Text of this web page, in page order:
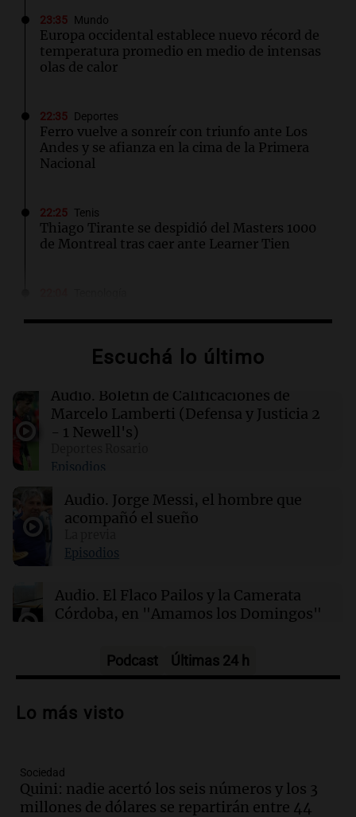
23:35 Mundo
Europa occidental establece nuevo récord de
temperatura promedio en medio de intensas
olas de calor
22:35 Deportes
Ferro vuelve a sonreír con triunfo ante Los
Andes y se afianza en la cima de la Primera
Nacional
22:25 Tenis
Thiago Tirante se despidió del Masters 1000
de Montreal tras caer ante Learner Tien
detección de cámaras de seguridad
Fallece Don Nelson, leyenda de la NBA y
segundo entrenador más exitoso en la
historia
22:03 Tecnología
riesgo para la ciberseguridad
21:48 Sociedad
Quini: nadie acertó los seis números y los 3
apostadores
Escuchá lo último
Audio. Boletín de Calificaciones de
Marcelo Lamberti (Defensa y Justicia 2
- 1 Newell's)
Episodios
Audio. Jorge Messi, el hombre que
acompañó el sueño
Episodios
Audio. El Flaco Pailos y la Camerata
Córdoba, en "Amamos los Domingos"
hablaron de su obra en Cadena 3
Audio.
Córdoba espera a León XIV con el
recuerdo del paso de Juan Pablo II: "Te
Podcast Últimas 24 h
Lo más visto
Sociedad
Quini: nadie acertó los seis números y los 3
millones de dólares se repartirán entre 44